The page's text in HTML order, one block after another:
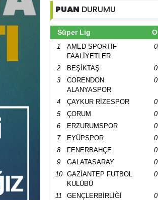
PUAN DURUMU
Süper Lig O
1
AMED SPORTİF
FAALİYETLER
0
2 BEŞİKTAŞ 0
3
CORENDON
ALANYASPOR
0
4 ÇAYKUR RİZESPOR 0
5
ÇORUM 0
6
ERZURUMSPOR 0
7
EYÜPSPOR 0
8
FENERBAHÇE 0
9
GALATASARAY 0
10
GAZİANTEP FUTBOL
KULÜBÜ
0
11 GENÇLERBİRLİĞİ 0